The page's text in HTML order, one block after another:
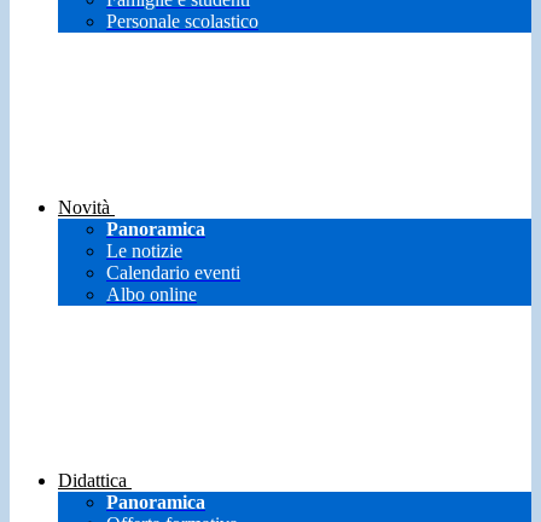
Personale scolastico
Novità
Panoramica
Le notizie
Calendario eventi
Albo online
Didattica
Panoramica